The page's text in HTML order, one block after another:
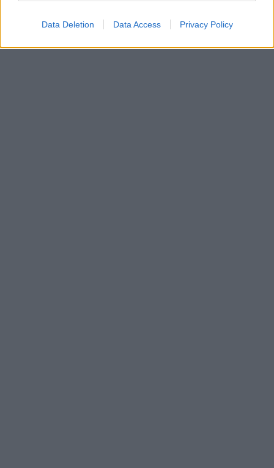
Data Deletion Data Access Privacy Policy
πορεία της χώρας και
τους δανειστές ως